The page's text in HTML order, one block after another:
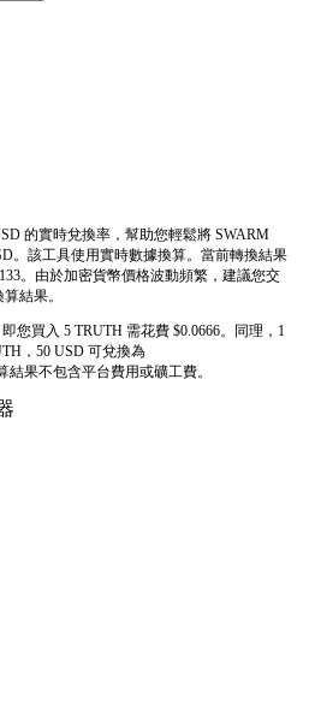
的實時兌換率，幫助您輕鬆將 SWARM
。該工具使用實時數據換算。當前轉換結果
。由於加密貨幣價格波動頻繁，建議您交
結果。
您買入 5 TRUTH 需花費 $0.0666。同理，1
，50 USD 可兌換為
結果不包含平台費用或礦工費。